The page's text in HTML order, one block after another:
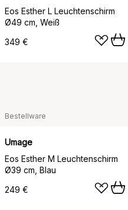
Eos Esther L Leuchtenschirm
Ø49 cm, Weiß
349 €
Bestellware
Umage
Eos Esther M Leuchtenschirm
Ø39 cm, Blau
249 €